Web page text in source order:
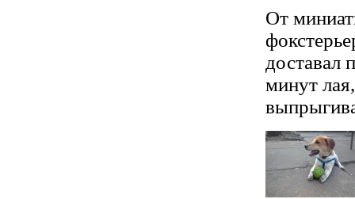
От
доставал
минут